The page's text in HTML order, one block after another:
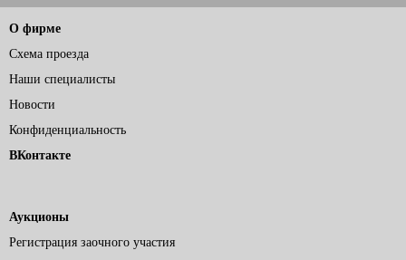
О фирме
Схема проезда
Наши специалисты
Новости
Конфиденциальность
ВКонтакте
Аукционы
Регистрация заочного участия